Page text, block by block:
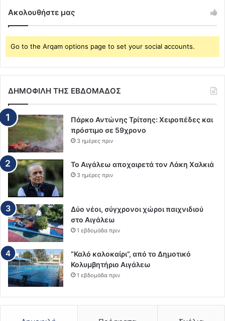
Ακολουθήστε μας
Go to the Arqam options page to set your social accounts.
ΔΗΜΟΦΙΛΗ ΤΗΣ ΕΒΔΟΜΑΔΟΣ
Πάρκο Αντώνης Τρίτσης: Χειροπέδες και
πρόστιμο σε 59χρονο
3 ημέρες πριν
Το Αιγάλεω αποχαιρετά τον Λάκη Χαλκιά
3 ημέρες πριν
Δύο νέοι, σύγχρονοι χώροι παιχνιδιού
στο Αιγάλεω
1 εβδομάδα πριν
“Καλό καλοκαίρι”, από το Δημοτικό
Κολυμβητήριο Αιγάλεω
1 εβδομάδα πριν